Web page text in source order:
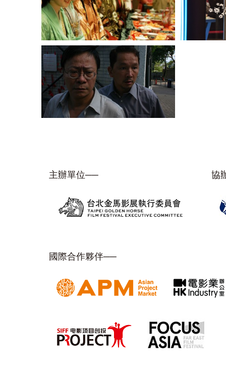
主辦單位── 協
國際合作夥伴──